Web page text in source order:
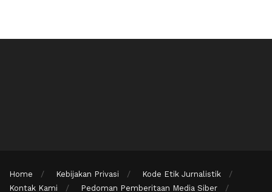
Home Kebijakan Privasi
Kode Etik Jurnalistik
Kontak Kami
Pedoman Pemberitaan Media Siber